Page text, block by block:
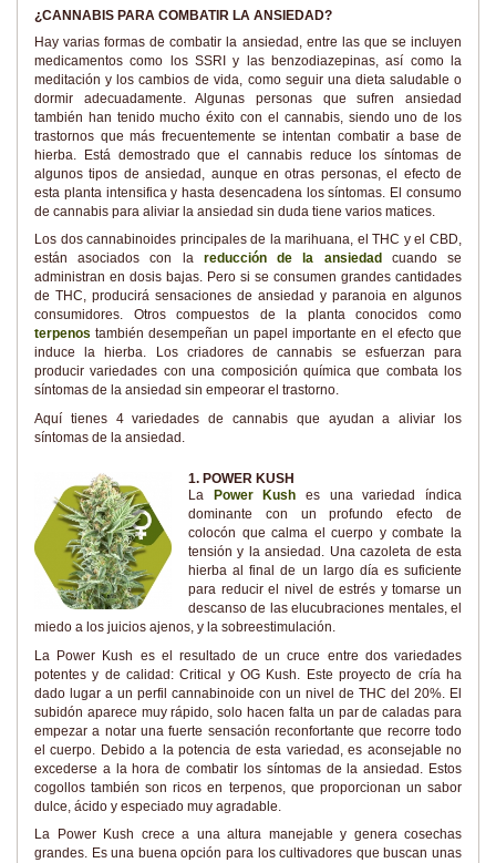
¿CANNABIS PARA COMBATIR LA ANSIEDAD?
Hay varias formas de combatir la ansiedad, entre las que se incluyen
medicamentos como los SSRI y las benzodiazepinas, así como la
meditación y los cambios de vida, como seguir una dieta saludable o
dormir adecuadamente. Algunas personas que sufren ansiedad
también han tenido mucho éxito con el cannabis, siendo uno de los
trastornos que más frecuentemente se intentan combatir a base de
hierba. Está demostrado que el cannabis reduce los síntomas de
algunos tipos de ansiedad, aunque en otras personas, el efecto de
esta planta intensifica y hasta desencadena los síntomas. El consumo
de cannabis para aliviar la ansiedad sin duda tiene varios matices.
Los dos cannabinoides principales de la marihuana, el THC y el CBD,
están asociados con la reducción de la ansiedad cuando se
administran en dosis bajas. Pero si se consumen grandes cantidades
de THC, producirá sensaciones de ansiedad y paranoia en algunos
consumidores. Otros compuestos de la planta conocidos como
terpenos también desempeñan un papel importante en el efecto que
induce la hierba. Los criadores de cannabis se esfuerzan para
producir variedades con una composición química que combata los
síntomas de la ansiedad sin empeorar el trastorno.
Aquí tienes 4 variedades de cannabis que ayudan a aliviar los
síntomas de la ansiedad.
1. POWER KUSH
La
Power Kush es una variedad índica
dominante con un profundo efecto de
colocón que calma el cuerpo y combate la
tensión y la ansiedad. Una cazoleta de esta
hierba al final de un largo día es suficiente
para reducir el nivel de estrés y tomarse un
descanso de las elucubraciones mentales, el
miedo a los juicios ajenos, y la sobreestimulación.
La Power Kush es el resultado de un cruce entre dos variedades
potentes y de calidad: Critical y OG Kush. Este proyecto de cría ha
dado lugar a un perfil cannabinoide con un nivel de THC del 20%. El
subidón aparece muy rápido, solo hacen falta un par de caladas para
empezar a notar una fuerte sensación reconfortante que recorre todo
el cuerpo. Debido a la potencia de esta variedad, es aconsejable no
excederse a la hora de combatir los síntomas de la ansiedad. Estos
cogollos también son ricos en terpenos, que proporcionan un sabor
dulce, ácido y especiado muy agradable.
La Power Kush crece a una altura manejable y genera cosechas
grandes. Es una buena opción para los cultivadores que buscan unas